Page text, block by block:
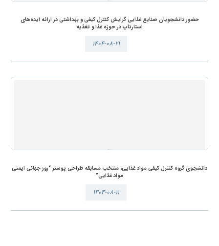
حضور دانشجویان صنایع غذایی گرایش کنترل کیفی و بهداشتی در ارائه ایده‌های
استارتاپ در حوزه غذا و تغذیه
۱۴۰۴-۰۸-۲۱
دانشجوی گروه کنترل کیفی مواد غذایی، منتخب مسابقه طراحی پوستر “روز جهانی ایمنی
مواد غذایی”
۱۴۰۴-۰۸-۱۱